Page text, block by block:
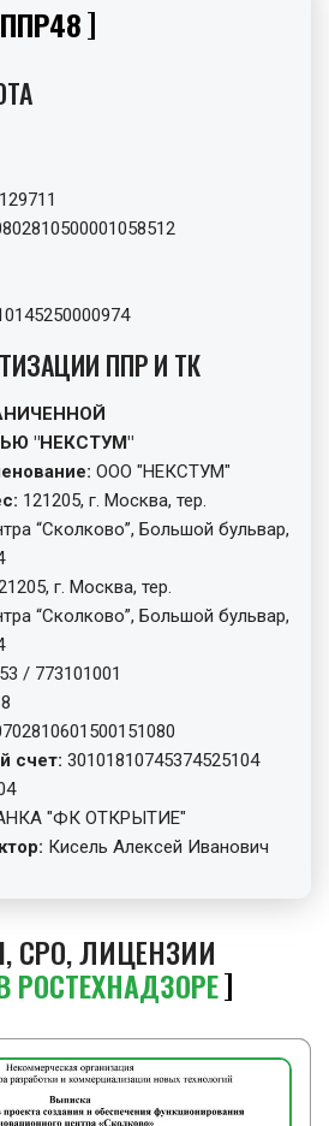
ППР И ТК
"НЕКСТУМ"
ООО "НЕКСТУМ"
121205, г. Москва, тер.
“Сколково”, Большой бульвар,
г. Москва, тер.
“Сколково”, Большой бульвар,
/ 773101001
счет: 30101810745374525104
"ФК ОТКРЫТИЕ"
Кисель Алексей Иванович
СРО, ЛИЦЕНЗИИ
РОСТЕХНАДЗОРЕ